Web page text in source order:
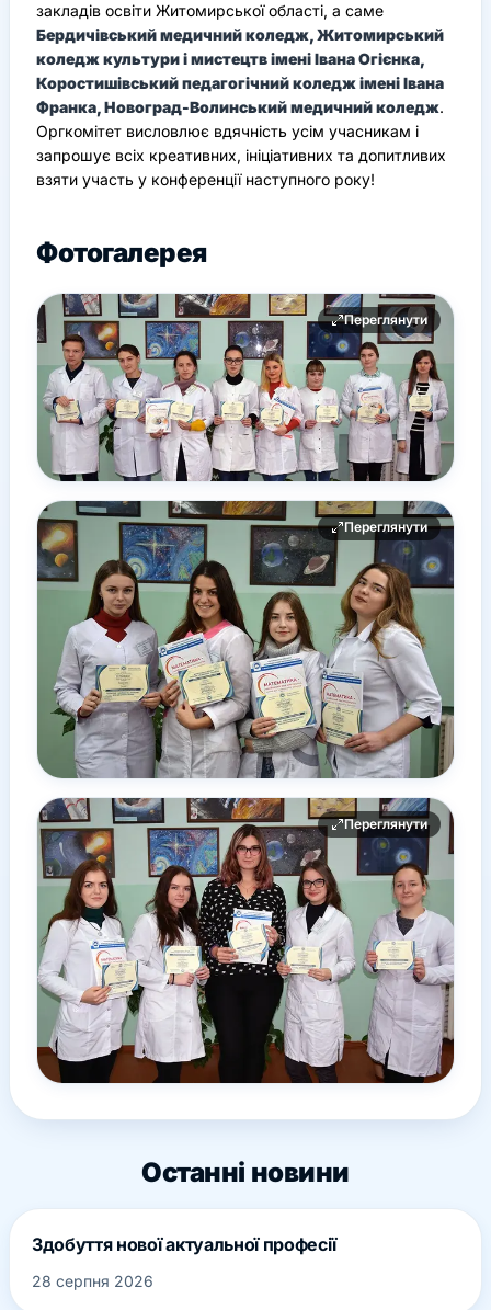
закладів освіти Житомирської області, а саме
Бердичівський медичний коледж, Житомирський
коледж культури і мистецтв імені Івана Огієнка,
Коростишівський педагогічний коледж імені Івана
Франка, Новоград-Волинський медичний коледж.
Оргкомітет висловлює вдячність усім учасникам і
запрошує всіх креативних, ініціативних та допитливих
взяти участь у конференції наступного року!
Фотогалерея
Переглянути
Переглянути
Переглянути
Останні новини
Здобуття нової актуальної професії
28 серпня 2026